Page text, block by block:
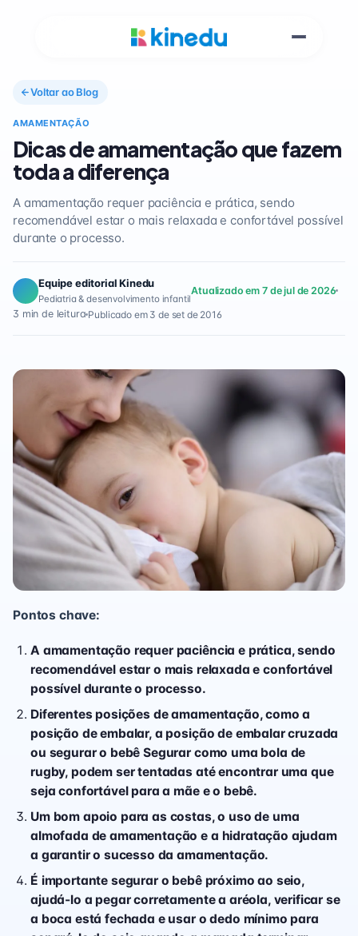
Voltar ao Blog
AMAMENTAÇÃO
Dicas de amamentação que fazem
toda a diferença
A amamentação requer paciência e prática, sendo
recomendável estar o mais relaxada e confortável possível
durante o processo.
Equipe editorial Kinedu
Pediatria & desenvolvimento infantil
Atualizado em 7 de jul de 2026
3 min de leitura Publicado em 3 de set de 2016
Pontos chave:
A amamentação requer paciência e prática, sendo
recomendável estar o mais relaxada e confortável
possível durante o processo.
Diferentes posições de amamentação, como a
posição de embalar, a posição de embalar cruzada
ou segurar o bebê Segurar como uma bola de
rugby, podem ser tentadas até encontrar uma que
seja confortável para a mãe e o bebê.
Um bom apoio para as costas, o uso de uma
almofada de amamentação e a hidratação ajudam
a garantir o sucesso da amamentação.
É importante segurar o bebê próximo ao seio,
ajudá-lo a pegar corretamente a aréola, verificar se
a boca está fechada e usar o dedo mínimo para